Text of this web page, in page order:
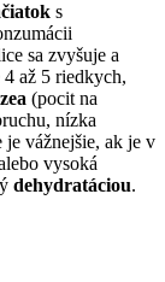
s
sa zvyšuje a
až 5 riedkych,
(pocit na
nízka
je vážnejšie, ak je v
vysoká
dehydratáciou.